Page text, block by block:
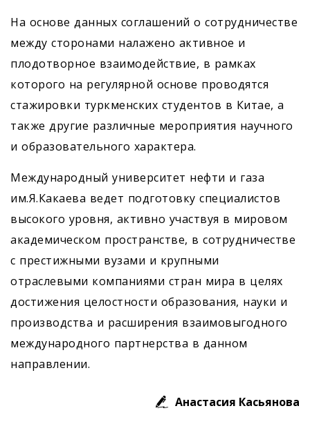
На основе данных соглашений о сотрудничестве
между сторонами налажено активное и
плодотворное взаимодействие, в рамках
которого на регулярной основе проводятся
стажировки туркменских студентов в Китае, а
также другие различные мероприятия научного
и образовательного характера.
Международный университет нефти и газа
им.Я.Какаева ведет подготовку специалистов
высокого уровня, активно участвуя в мировом
академическом пространстве, в сотрудничестве
с престижными вузами и крупными
отраслевыми компаниями стран мира в целях
достижения целостности образования, науки и
производства и расширения взаимовыгодного
международного партнерства в данном
направлении.
Анастасия Касьянова